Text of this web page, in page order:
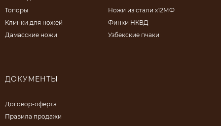
Топоры
Клинки для ножей
Дамасские ножи
Ножи из стали х12МФ
Финки НКВД
Узбекские пчаки
ДОКУМЕНТЫ
Договор-оферта
Правила продажи